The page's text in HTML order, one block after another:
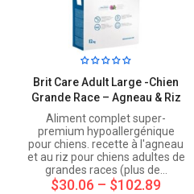
Brit Care Adult Large -Chien
Grande Race – Agneau & Riz
Aliment complet super-
premium hypoallergénique
pour chiens. recette à l'agneau
et au riz pour chiens adultes de
grandes races (plus de…
$30.06 – $102.89